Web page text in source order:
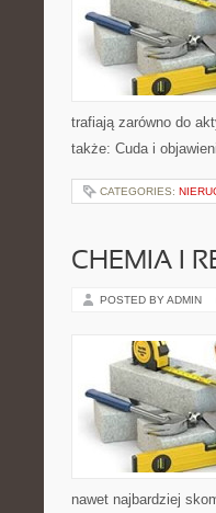
trafiają zarówno do
także: Cuda i
CATEGORIES:
CHEMIA I
POSTED BY ADMIN
nawet najbardziej